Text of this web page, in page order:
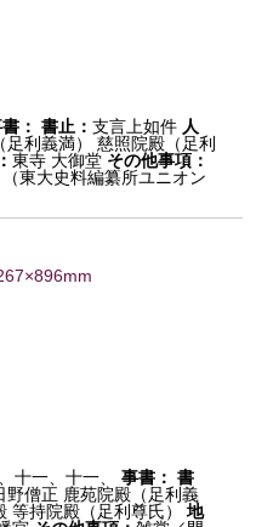
： 書止：支言上如件 人
利義満） 慈照院殿（足利
東寺 大御堂 その他事項：
（東大史料編纂所ユニオン
一、十一、 事書： 書
野僧正 鹿苑院殿（足利義
持院殿（足利尊氏）
地